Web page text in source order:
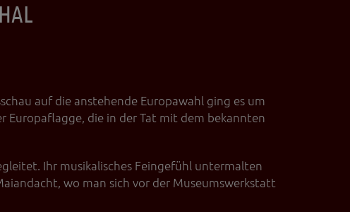
auf die anstehende Europawahl ging es um
Europaflagge, die in der Tat mit dem bekannten
Ihr musikalisches Feingefühl untermalten
wo man sich vor der Museumswerkstatt